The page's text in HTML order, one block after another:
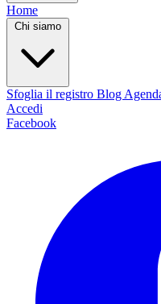
Home
Chi siamo
Sfoglia il registro Blog
Accedi
Facebook